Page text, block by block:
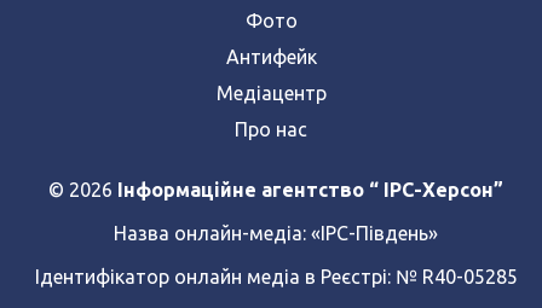
Фото
Антифейк
Медіацентр
Про нас
© 2026 Інформаційне агентство “ IPC-Херсон”
Назва онлайн-медіа: «ІРС-Південь»
Ідентифікатор онлайн медіа в Реєстрі: № R40-05285